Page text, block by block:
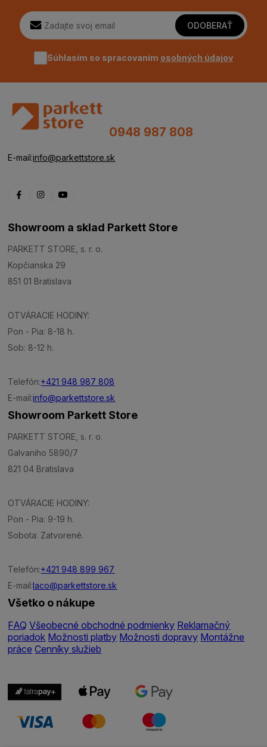
ODOBERAŤ
Súhlasím so spracovaním osobných údajov
0948 987 808
E-mail:info@parkettstore.sk
Showroom a sklad Parkett Store
PARKETT STORE, s. r. o.
Kopčianska 29
851 01 Bratislava
OTVÁRACIE HODINY:
Pon - Pia: 8-18 h.
Sob: 8-12 h.
Telefón:+421 948 987 808
E-mail:info@parkettstore.sk
Showroom Parkett Store
PARKETT STORE, s. r. o.
Galvaniho 5890/7
821 04 Bratislava
OTVÁRACIE HODINY:
Pon - Pia: 9-19 h.
Sobota: Zatvorené.
Telefón:+421 948 899 967
E-mail:laco@parkettstore.sk
Všetko o nákupe
FAQ Všeobecné obchodné podmienky Reklamačný
poriadok Možnosti platby Možnosti dopravy Montážne
práce Cenníky služieb